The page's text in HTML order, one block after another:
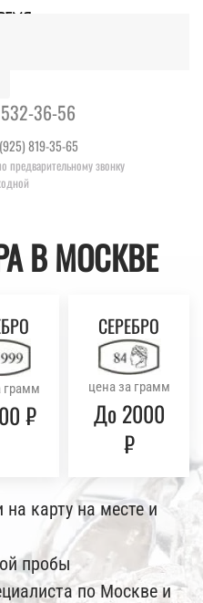
36-56
819-35-65
предварительному звонку
В МОСКВЕ
грамм
₽
СЕРЕБРО
цена за грамм
До 2000
₽
карту на месте и
пробы
по Москве и